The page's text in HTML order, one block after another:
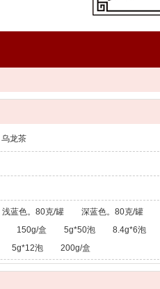
乌龙茶
浅蓝色。80克/罐 深蓝色。80克/罐
150g/盒 5g*50泡 8.4g*6泡
5g*12泡 200g/盒